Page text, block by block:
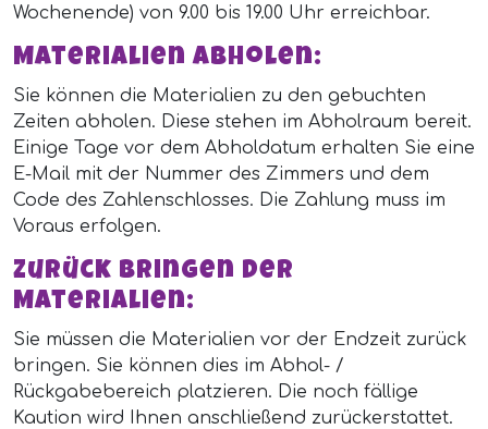
Wochenende) von 9.00 bis 19.00 Uhr erreichbar.
Materialien abholen:
Sie können die Materialien zu den gebuchten
Zeiten abholen. Diese stehen im Abholraum bereit.
Einige Tage vor dem Abholdatum erhalten Sie eine
E-Mail mit der Nummer des Zimmers und dem
Code des Zahlenschlosses. Die Zahlung muss im
Voraus erfolgen.
Zurück bringen der
Materialien:
Sie müssen die Materialien vor der Endzeit zurück
bringen. Sie können dies im Abhol- /
Rückgabebereich platzieren. Die noch fällige
Kaution wird Ihnen anschließend zurückerstattet.